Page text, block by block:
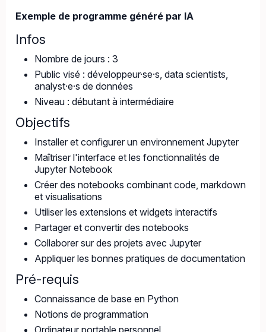
Exemple de programme généré par IA
Infos
Nombre de jours : 3
Public visé : développeur·se·s, data scientists,
analyst·e·s de données
Niveau : débutant à intermédiaire
Objectifs
Installer et configurer un environnement Jupyter
Maîtriser l'interface et les fonctionnalités de
Jupyter Notebook
Créer des notebooks combinant code, markdown
et visualisations
Utiliser les extensions et widgets interactifs
Partager et convertir des notebooks
Collaborer sur des projets avec Jupyter
Appliquer les bonnes pratiques de documentation
Pré-requis
Connaissance de base en Python
Notions de programmation
Ordinateur portable personnel